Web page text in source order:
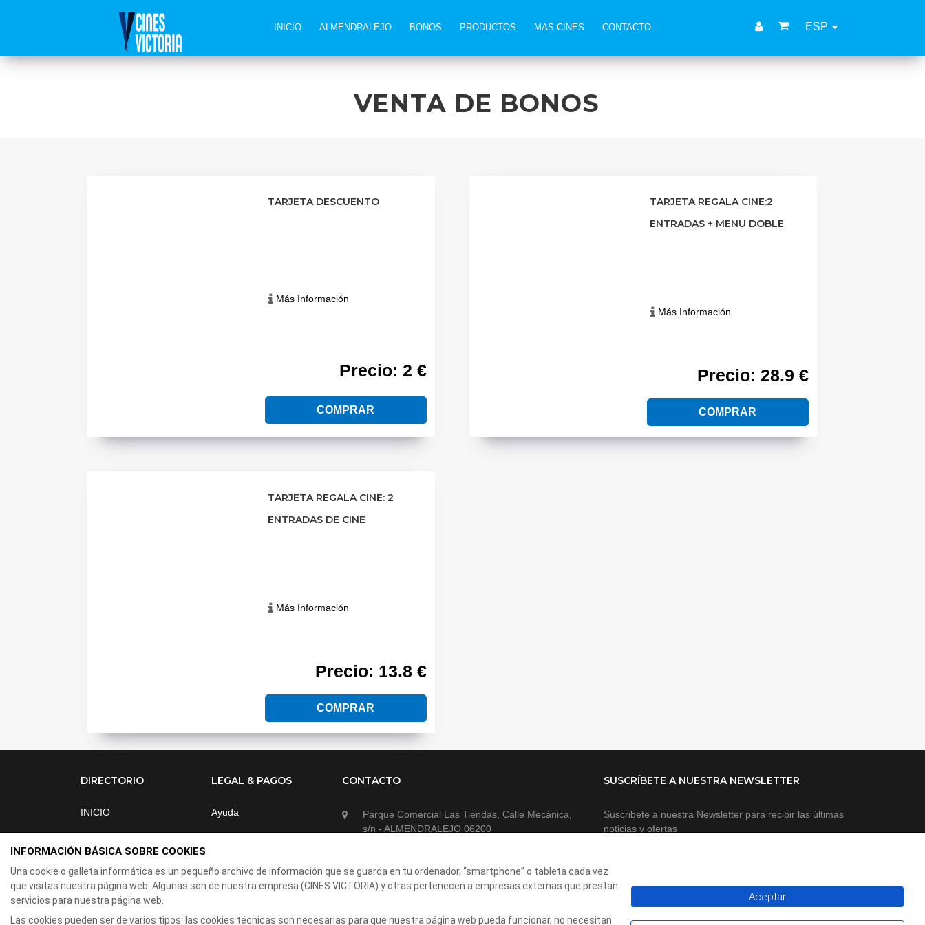
INICIO ALMENDRALEJO BONOS PRODUCTOS MAS CINES CONTACTO ESP
VENTA DE BONOS
TARJETA DESCUENTO
Más Información
Precio: 2 €
COMPRAR
TARJETA REGALA CINE:2
ENTRADAS + MENU DOBLE
Más Información
Precio: 28.9 €
COMPRAR
TARJETA REGALA CINE: 2
ENTRADAS DE CINE
Más Información
Precio: 13.8 €
COMPRAR
DIRECTORIO
INICIO
BONOS
CONTACTO
LEGAL & PAGOS
Ayuda
Contactar
CONTACTO
Parque Comercial Las Tiendas, Calle Mecánica,
s/n - ALMENDRALEJO 06200
SUSCRÍBETE A NUESTRA NEWSLETTER
Suscribete a nuestra Newsletter para recibir las últimas
noticias y ofertas
SUSCRIBIR A NEWSLETTER
INFORMACIÓN BÁSICA SOBRE COOKIES
Una cookie o galleta informática es un pequeño archivo de información que se guarda en tu ordenador, “smartphone” o tableta cada vez
que visitas nuestra página web. Algunas son de nuestra empresa (CINES VICTORIA) y otras pertenecen a empresas externas que prestan
servicios para nuestra página web.
Las cookies pueden ser de varios tipos: las cookies técnicas son necesarias para que nuestra página web pueda funcionar, no necesitan
Aceptar